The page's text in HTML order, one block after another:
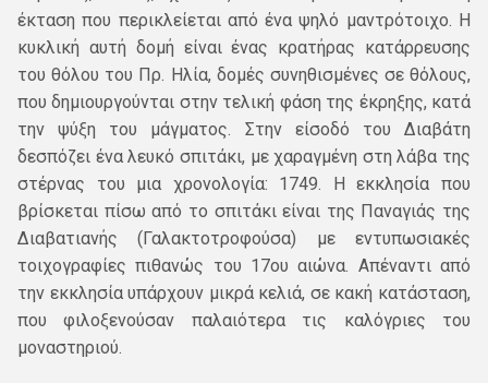
έκταση που περικλείεται από ένα ψηλό μαντρότοιχο. Η
κυκλική αυτή δομή είναι ένας κρατήρας κατάρρευσης
του θόλου του Πρ. Ηλία, δομές συνηθισμένες σε θόλους,
που δημιουργούνται στην τελική φάση της έκρηξης, κατά
την ψύξη του μάγματος. Στην είσοδό του Διαβάτη
δεσπόζει ένα λευκό σπιτάκι, με χαραγμένη στη λάβα της
στέρνας του μια χρονολογία: 1749. Η εκκλησία που
βρίσκεται πίσω από το σπιτάκι είναι της Παναγιάς της
Διαβατιανής (Γαλακτοτροφούσα) με εντυπωσιακές
τοιχογραφίες πιθανώς του 17ου αιώνα. Απέναντι από
την εκκλησία υπάρχουν μικρά κελιά, σε κακή κατάσταση,
που φιλοξενούσαν παλαιότερα τις καλόγριες του
μοναστηριού.